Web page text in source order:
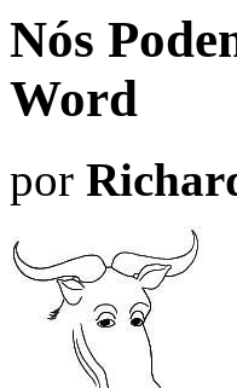
Nós
Word
por